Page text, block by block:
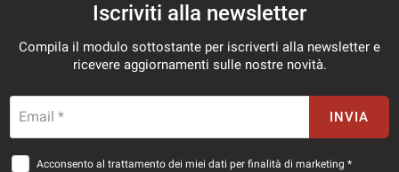
Iscriviti alla newsletter
Compila il modulo sottostante per iscriverti alla newsletter e
ricevere aggiornamenti sulle nostre novità.
Email * INVIA
Acconsento al trattamento dei miei dati per finalità di marketing *